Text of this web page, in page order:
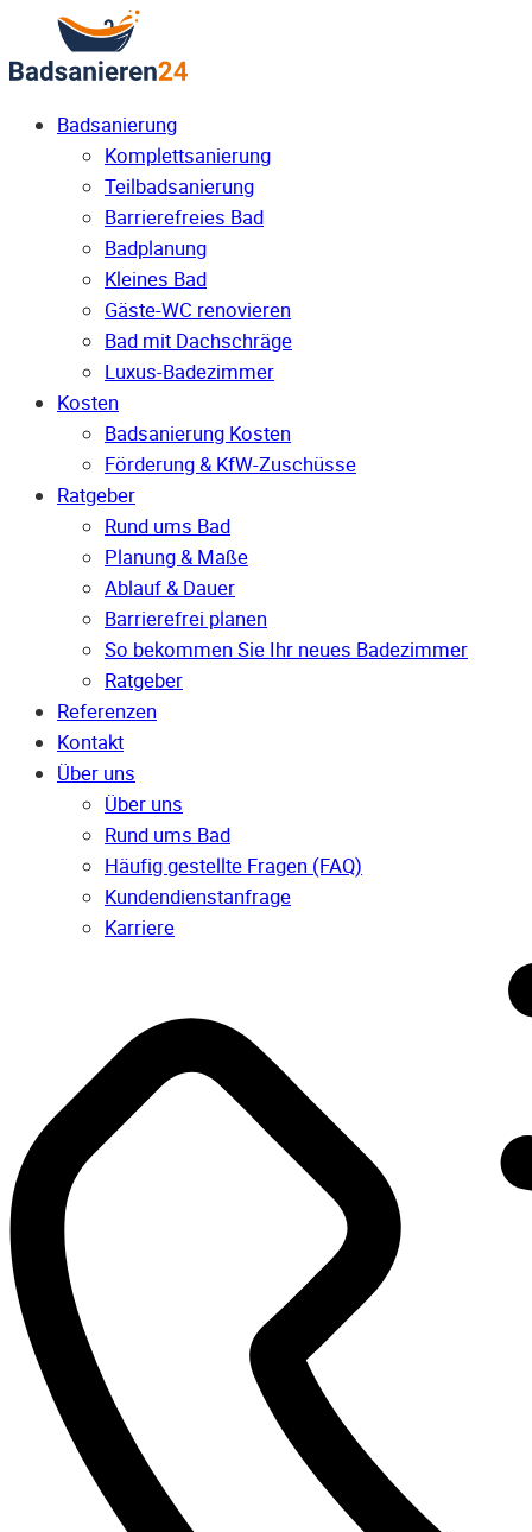
Badsanierung
Komplettsanierung
Teilbadsanierung
Barrierefreies Bad
Badplanung
Kleines Bad
Gäste-WC renovieren
Bad mit Dachschräge
Luxus-Badezimmer
Kosten
Badsanierung Kosten
Förderung & KfW-Zuschüsse
Ratgeber
Rund ums Bad
Planung & Maße
Ablauf & Dauer
Barrierefrei planen
So bekommen Sie Ihr neues Badezimmer
Ratgeber
Referenzen
Kontakt
Über uns
Über uns
Rund ums Bad
Häufig gestellte Fragen (FAQ)
Kunden­dienst­anfrage
Karriere